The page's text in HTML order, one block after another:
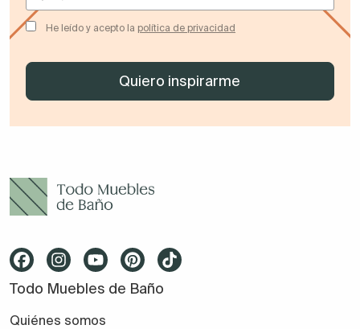
He leído y acepto la política de privacidad
Todo Muebles de Baño
Quiénes somos